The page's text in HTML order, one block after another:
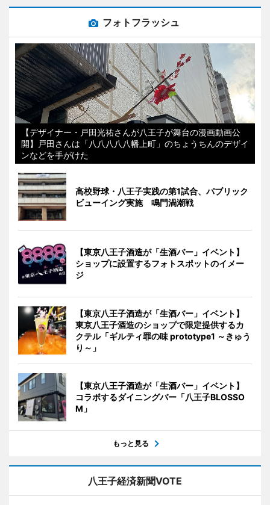
フォトフラッシュ
【デザイナー・戸田光祐さんが八王子が舞台の漫画動画公
開】戸田さんは「八八八八八幡上町」のちょうちんのデザイ
ンなどを手がけた
高校野球・八王子実践の第1試合、パブリック
ビューイング実施 鳴門渦潮戦
【東京八王子酒造が「生酒バー」イベント】
ショップに設置するフォトスポットのイメー
ジ
【東京八王子酒造が「生酒バー」イベント】
東京八王子酒造のショップで限定提供するカ
クテル「ギルティ罪の味 prototype1 ～きゅう
り～」
【東京八王子酒造が「生酒バー」イベント】
コラボするダイニングバー「八王子BLOSSO
M」
もっと見る
八王子経済新聞VOTE